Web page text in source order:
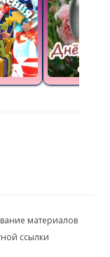
материалов
ссылки